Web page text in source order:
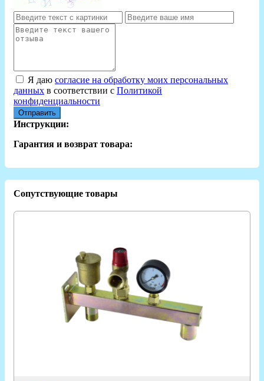
Я даю согласие на обработку моих персональных
данных в соответствии с Политикой
конфиденциальности
Отправить
Инструкции:
Гарантия и возврат товара:
Сопутствующие товары